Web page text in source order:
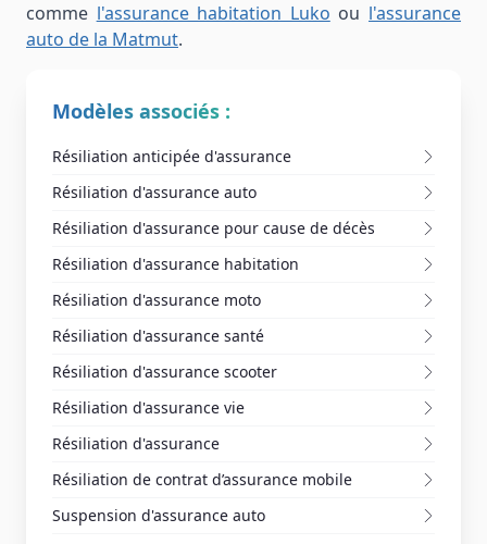
comme l'assurance habitation Luko ou l'assurance
auto de la Matmut.
Modèles associés :
Résiliation anticipée d'assurance
Résiliation d'assurance auto
Résiliation d'assurance pour cause de décès
Résiliation d'assurance habitation
Résiliation d'assurance moto
Résiliation d'assurance santé
Résiliation d'assurance scooter
Résiliation d'assurance vie
Résiliation d'assurance
Résiliation de contrat d’assurance mobile
Suspension d'assurance auto